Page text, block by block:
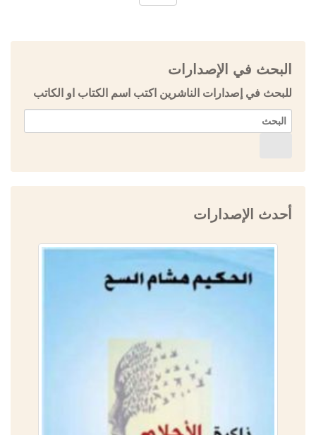
البحث في الإصدارات
للبحث في إصدارات الناشرين اكتب اسم الكتاب او الكاتب
أحدث الإصدارات